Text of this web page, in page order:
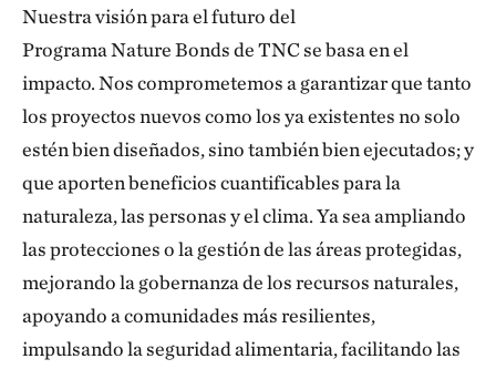
Nuestra visión para el futuro del
Programa Nature Bonds de TNC se basa en el
impacto. Nos comprometemos a garantizar que tanto
los proyectos nuevos como los ya existentes no solo
estén bien diseñados, sino también bien ejecutados; y
que aporten beneficios cuantificables para la
naturaleza, las personas y el clima. Ya sea ampliando
las protecciones o la gestión de las áreas protegidas,
mejorando la gobernanza de los recursos naturales,
apoyando a comunidades más resilientes,
impulsando la seguridad alimentaria, facilitando las